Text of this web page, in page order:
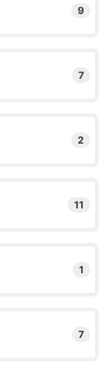
9
7
2
11
1
7